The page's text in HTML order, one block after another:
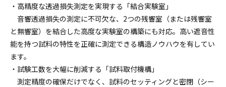
・高精度な透過損失測定を実現する「結合実験室」
音響透過損失の測定に不可欠な、2つの残響室（または残響室
と無響室）を結合した高度な実験室の構築にも対応。高い遮音性
能を持つ試料の特性を正確に測定できる構造ノウハウを有してい
ます。
・試験工数を大幅に削減する「試料取付機構」
測定精度の確保だけでなく、試料のセッティングと密閉（シー